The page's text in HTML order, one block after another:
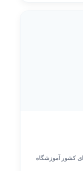
کشور آموزشگاه